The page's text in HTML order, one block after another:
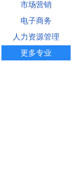
市场营销
电子商务
人力资源管理
更多专业